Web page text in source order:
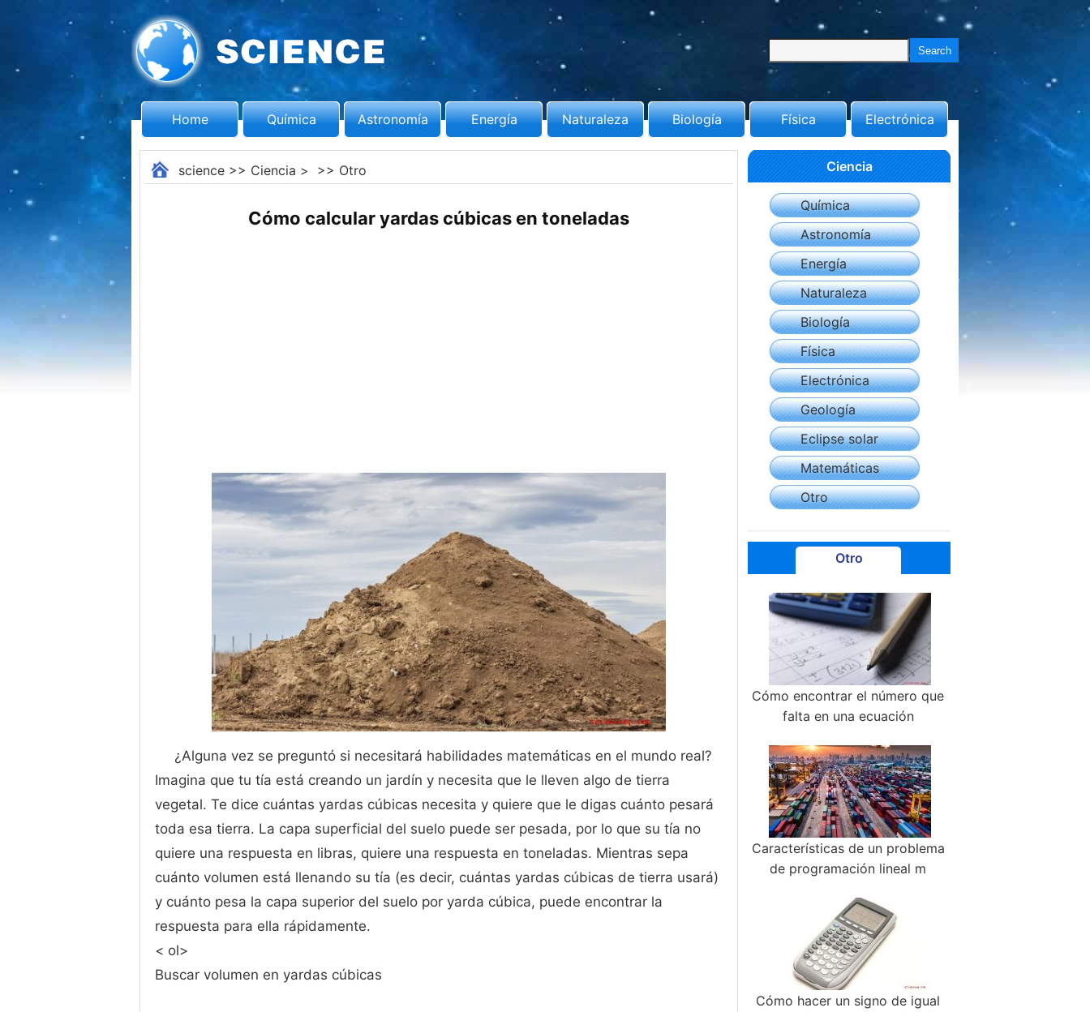
Home Química Astronomía Energía Naturaleza Biología Física Electrónica
science>> Ciencia > >> Otro
Cómo calcular yardas cúbicas en toneladas
¿Alguna vez se preguntó si necesitará habilidades matemáticas en el mundo real?
Imagina que tu tía está creando un jardín y necesita que le lleven algo de tierra
vegetal. Te dice cuántas yardas cúbicas necesita y quiere que le digas cuánto pesará
toda esa tierra. La capa superficial del suelo puede ser pesada, por lo que su tía no
quiere una respuesta en libras, quiere una respuesta en toneladas. Mientras sepa
cuánto volumen está llenando su tía (es decir, cuántas yardas cúbicas de tierra usará)
y cuánto pesa la capa superior del suelo por yarda cúbica, puede encontrar la
respuesta para ella rápidamente.
< ol>
Buscar volumen en yardas cúbicas
Ciencia
Química
Astronomía
Energía
Naturaleza
Biología
Física
Electrónica
Geología
Eclipse solar
Matemáticas
Otro
Otro
Cómo encontrar el número que
falta en una ecuación
Características de un problema
de programación lineal m
Cómo hacer un signo de igual